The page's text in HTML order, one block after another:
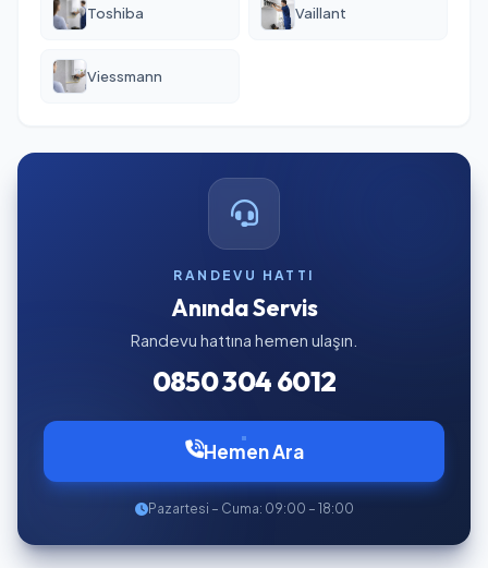
Toshiba Vaillant
Viessmann
RANDEVU HATTI
Anında Servis
Randevu hattına hemen ulaşın.
0850 304 6012
Hemen Ara
Pazartesi – Cuma: 09:00 – 18:00